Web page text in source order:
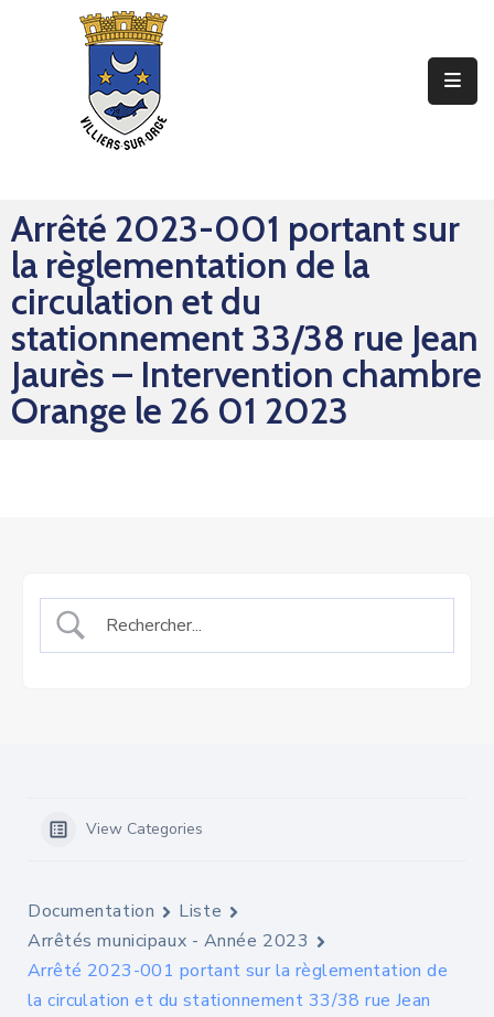
Mes
Sorties
Mes
Démarches
Contact
Arrêté 2023-001 portant sur
la règlementation de la
circulation et du
stationnement 33/38 rue Jean
Jaurès – Intervention chambre
Orange le 26 01 2023
View Categories
Documentation
Liste
Arrêtés municipaux - Année 2023
Arrêté 2023-001 portant sur la règlementation de
la circulation et du stationnement 33/38 rue Jean